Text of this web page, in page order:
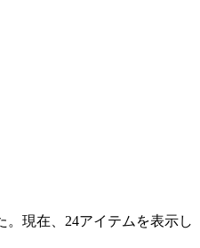
現在、24アイテムを表示し